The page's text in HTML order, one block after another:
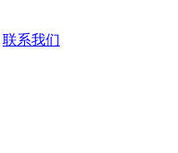
联系我们